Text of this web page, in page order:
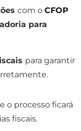
com o CFOP
para
para garantir
o processo ficará
fiscais.